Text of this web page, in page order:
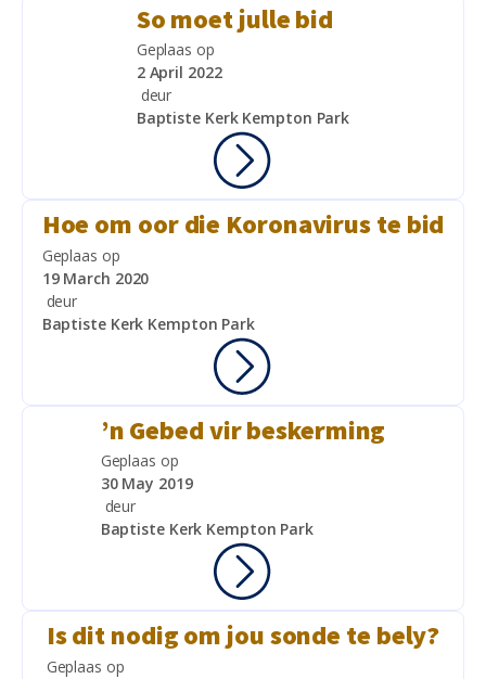
So moet julle bid
Geplaas op
2 April 2022
deur
Baptiste Kerk Kempton Park
Hoe om oor die Koronavirus te bid
Geplaas op
19 March 2020
deur
Baptiste Kerk Kempton Park
’n Gebed vir beskerming
Geplaas op
30 May 2019
deur
Baptiste Kerk Kempton Park
Is dit nodig om jou sonde te bely?
Geplaas op